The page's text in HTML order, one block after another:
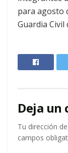
para agosto
Guardia Civil
Deja un
Tu dirección
campos